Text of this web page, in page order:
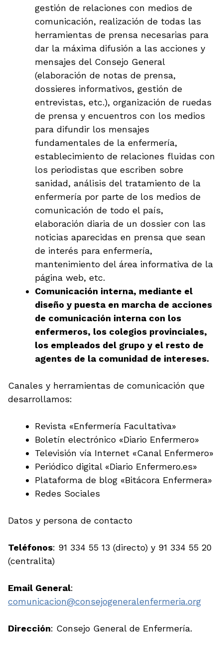
gestión de relaciones con medios de
comunicación, realización de todas las
herramientas de prensa necesarias para
dar la máxima difusión a las acciones y
mensajes del Consejo General
(elaboración de notas de prensa,
dossieres informativos, gestión de
entrevistas, etc.), organización de ruedas
de prensa y encuentros con los medios
para difundir los mensajes
fundamentales de la enfermería,
establecimiento de relaciones fluidas con
los periodistas que escriben sobre
sanidad, análisis del tratamiento de la
enfermería por parte de los medios de
comunicación de todo el país,
elaboración diaria de un dossier con las
noticias aparecidas en prensa que sean
de interés para enfermería,
mantenimiento del área informativa de la
página web, etc.
Comunicación interna, mediante el
diseño y puesta en marcha de acciones
de comunicación interna con los
enfermeros, los colegios provinciales,
los empleados del grupo y el resto de
agentes de la comunidad de intereses.
Canales y herramientas de comunicación que
desarrollamos:
Revista «Enfermería Facultativa»
Boletín electrónico «Diario Enfermero»
Televisión vía Internet «Canal Enfermero»
Periódico digital «Diario Enfermero.es»
Plataforma de blog «Bitácora Enfermera»
Redes Sociales
Datos y persona de contacto
Teléfonos: 91 334 55 13 (directo) y 91 334 55 20
(centralita)
Email General:
comunicacion@consejogeneralenfermeria.org
Dirección: Consejo General de Enfermería.